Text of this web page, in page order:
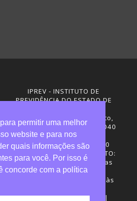
IPREV - INSTITUTO DE
PREVIDÊNCIA DO ESTADO DE
Rua Visconde de Ouro Preto,
291 – Centro - CEP: 88020-040
Florianópolis - SC
Telefones: (48) 3665-4600
HORÁRIO DE FUNCIONAMENTO:
Central de Atendimento: das
12h30 às 18h
Sede administrativa: 7h30 às
Desenvolvimento: CIASC |
permitir uma melhor
website e para nos
quais informações são
para você. Por isso é
concorde com a política